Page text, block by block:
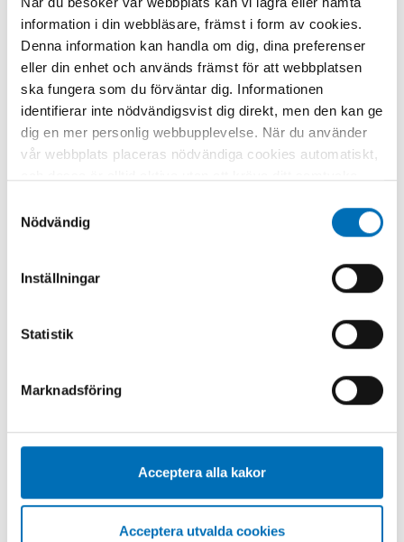
information i din webbläsare, främst i form av cookies.
Denna information kan handla om dig, dina preferenser
eller din enhet och används främst för att webbplatsen
ska fungera som du förväntar dig. Informationen
identifierar inte nödvändigsvist dig direkt, men den kan ge
dig en mer personlig webbupplevelse. När du använder
vår webbplats placeras nödvändiga cookies automatiskt,
använda webbplatsen och dess funktioner. Vi respekterar
din integritet, och du kan välja vilka ytterligare cookies
oklassificerade) du vill acceptera. Klicka på de olika
dina inställningar för cookies. Observera att blockering
av cookies kan påverka din upplevelse av webbplatsen
webbplats tidigare och accepterat användningen av
sekretessinställningarna i din webbläsare.
Nödvändig
Inställningar
Statistik
Marknadsföring
Acceptera alla kakor
Acceptera utvalda cookies
ALKOHOL
Christoffer Tigerstedt efterlyser ett
större nordiskt samarbete